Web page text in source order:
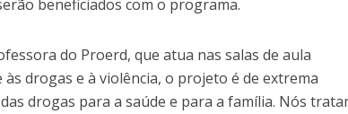
beneficiados com o programa.
do Proerd, que atua nas salas de aula
drogas e à violência, o projeto é de extrema
drogas para a saúde e para a família. Nós